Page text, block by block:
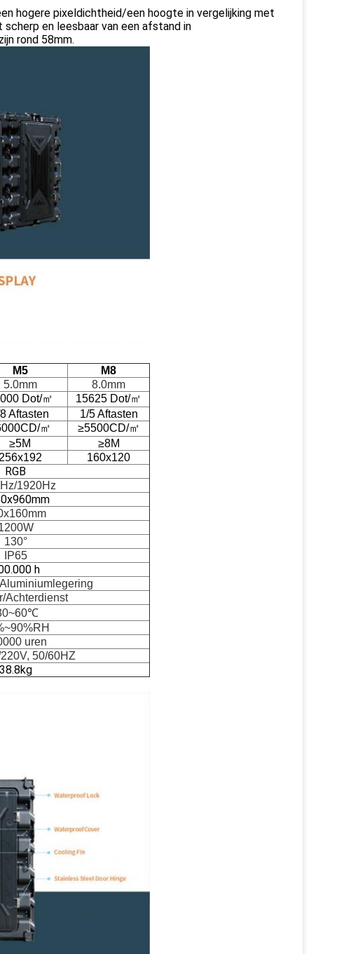
hogere pixeldichtheid/een hoogte in vergelijking met
en leesbaar van een afstand in
rond 58mm.
M5
M8
5.0mm
8.0mm
Dot/㎡
15625 Dot/㎡
Aftasten
1/5 Aftasten
㎡
≥5500CD/㎡
≥5M
≥8M
256x192 160x120
RGB
1920Hz
130°
IP65
h
Achterdienst
uren
50/60HZ
38.8kg